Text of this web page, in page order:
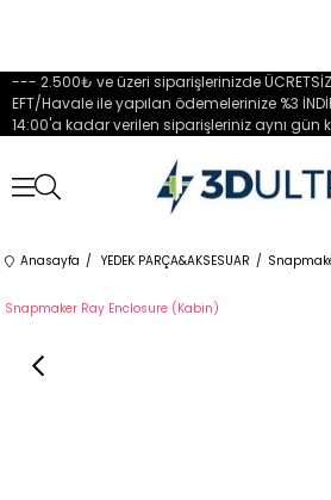
--- 2.500₺ ve üzeri siparişlerinizde
EFT/Havale ile yapılan ödemelerinize %3
14:00'a kadar verilen siparişleriniz aynı
Anasayfa YEDEK PARÇA&AKSESUAR
Snapmaker Ray Enclosure (Kabin)